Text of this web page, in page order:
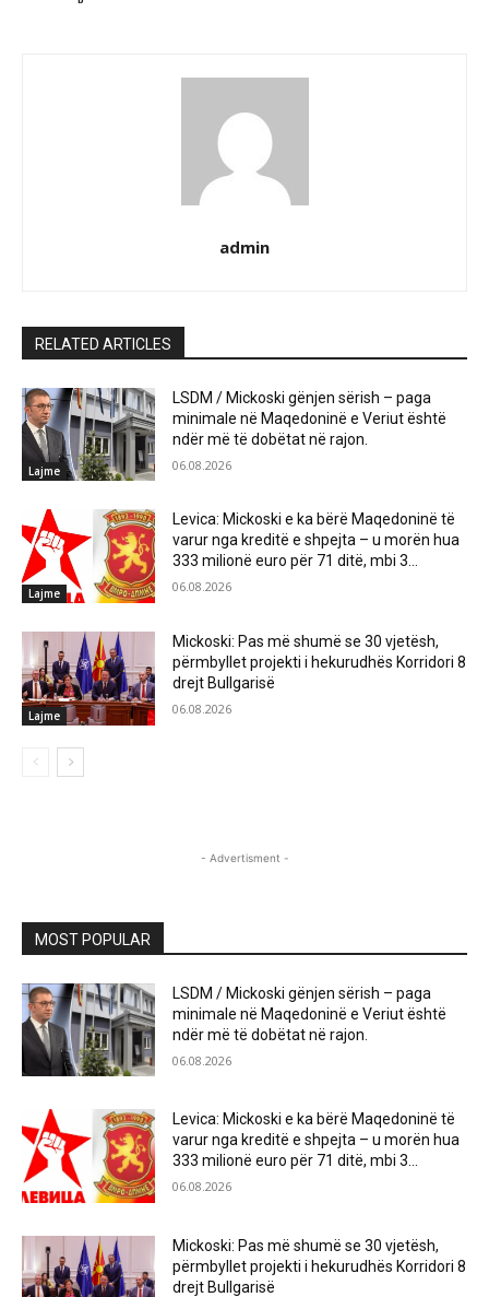
admin
RELATED ARTICLES
Lajme
LSDM / Mickoski gënjen sërish – paga
minimale në Maqedoninë e Veriut është
ndër më të dobëtat në rajon.
06.08.2026
Lajme
Levica: Mickoski e ka bërë Maqedoninë të
varur nga kreditë e shpejta – u morën hua
333 milionë euro për 71 ditë, mbi 3...
06.08.2026
Lajme
Mickoski: Pas më shumë se 30 vjetësh,
përmbyllet projekti i hekurudhës Korridori 8
drejt Bullgarisë
06.08.2026
- Advertisment -
MOST POPULAR
LSDM / Mickoski gënjen sërish – paga
minimale në Maqedoninë e Veriut është
ndër më të dobëtat në rajon.
06.08.2026
Levica: Mickoski e ka bërë Maqedoninë të
varur nga kreditë e shpejta – u morën hua
333 milionë euro për 71 ditë, mbi 3...
06.08.2026
Mickoski: Pas më shumë se 30 vjetësh,
përmbyllet projekti i hekurudhës Korridori 8
drejt Bullgarisë